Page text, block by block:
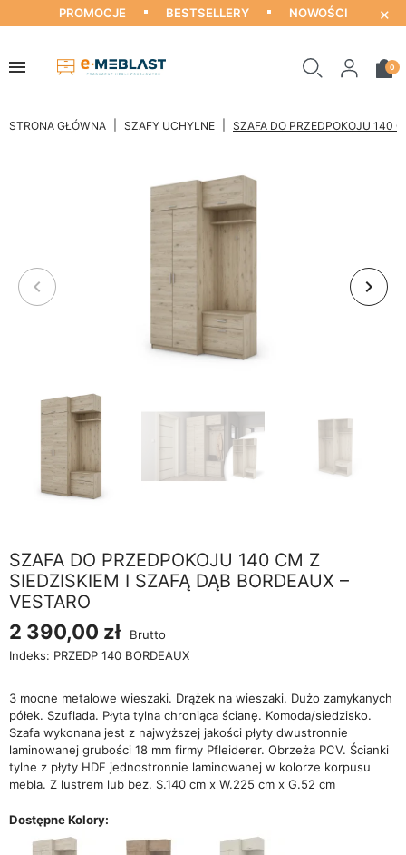
PROMOCJE BESTSELLERY NOWOŚCI ×
0
STRONA GŁÓWNA SZAFY UCHYLNE SZAFA DO PRZEDPOKOJU 140
Poprzedni
keyboard_arrow_left keyboard_arrow_right
SZAFA DO PRZEDPOKOJU 140 CM Z
SIEDZISKIEM I SZAFĄ DĄB BORDEAUX –
VESTARO
2 390,00 zł
Brutto
Indeks: PRZEDP 140 BORDEAUX
3 mocne metalowe wieszaki. Drążek na wieszaki. Dużo zamykanych
półek. Szuflada. Płyta tylna chroniąca ścianę. Komoda/siedzisko.
Szafa wykonana jest z najwyższej jakości płyty dwustronnie
laminowanej grubości 18 mm firmy Pfleiderer. Obrzeża PCV. Ścianki
tylne z płyty HDF jednostronnie laminowanej w kolorze korpusu
mebla. Z lustrem lub bez. S.140 cm x W.225 cm x G.52 cm
Dostępne Kolory: